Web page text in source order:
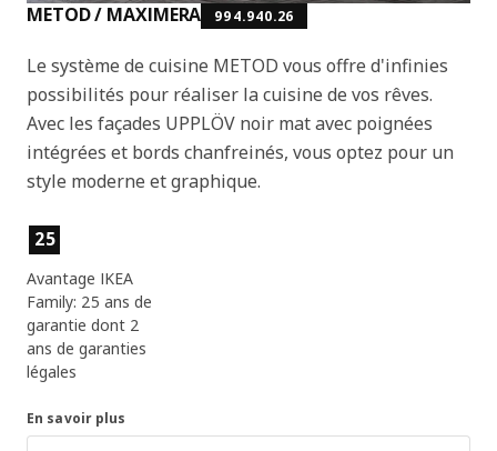
METOD / MAXIMERA 994.940.26
Le système de cuisine METOD vous offre d'infinies
possibilités pour réaliser la cuisine de vos rêves.
Avec les façades UPPLÖV noir mat avec poignées
intégrées et bords chanfreinés, vous optez pour un
style moderne et graphique.
Caractéristiques du produit
25
Avantage IKEA
Family: 25 ans de
garantie dont 2
ans de garanties
légales
En savoir plus